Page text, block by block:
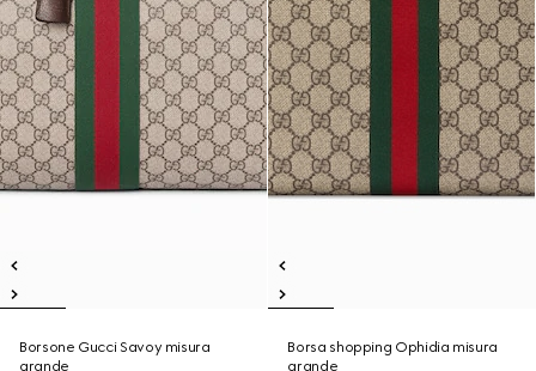
Borsone Gucci Savoy misura
grande
Borsa shopping Ophidia misura
grande